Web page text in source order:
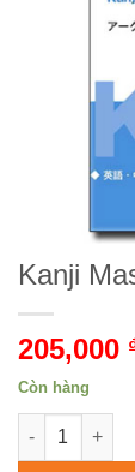
Kanji
205,000
Còn hàng
Kanji Masuta